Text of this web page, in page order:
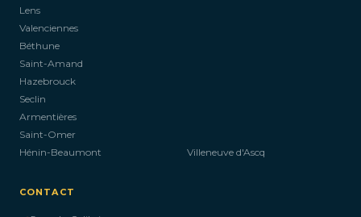
Lens
Valenciennes
Béthune
Saint-Amand
Hazebrouck
Seclin
Armentières
Saint-Omer
Hénin-Beaumont
Villeneuve d'Ascq
CONTACT